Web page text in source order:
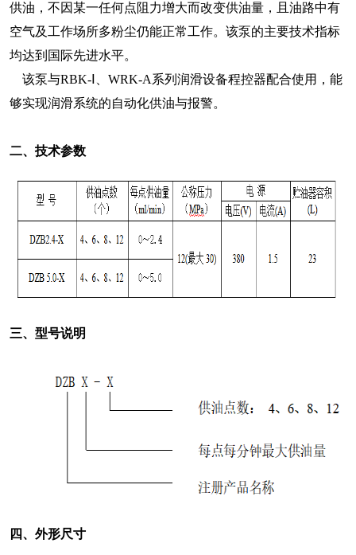
供油，不因某一任何点阻力增大而改变供油量，且油路中有
空气及工作场所多粉尘仍能正常工作。该泵的主要技术指标
均达到国际先进水平。
该泵与RBK-Ⅰ、WRK-A系列润滑设备程控器配合使用，能
够实现润滑系统的自动化供油与报警。
二、技术参数
三、型号说明
四、外形尺寸